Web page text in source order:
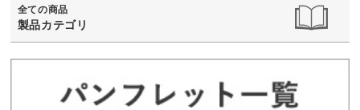
全ての商品
製品カテゴリ